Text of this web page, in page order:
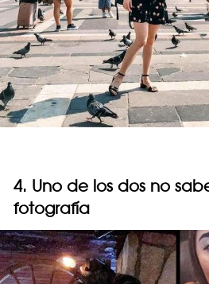
4. Uno de los dos no
fotografía